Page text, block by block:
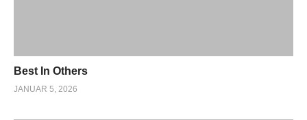
Best In Others
JANUAR 5, 2026